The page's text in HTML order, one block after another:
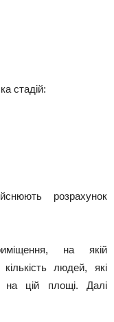
стадій:
розрахунок
на якій
людей, які
на цій площі. Далі